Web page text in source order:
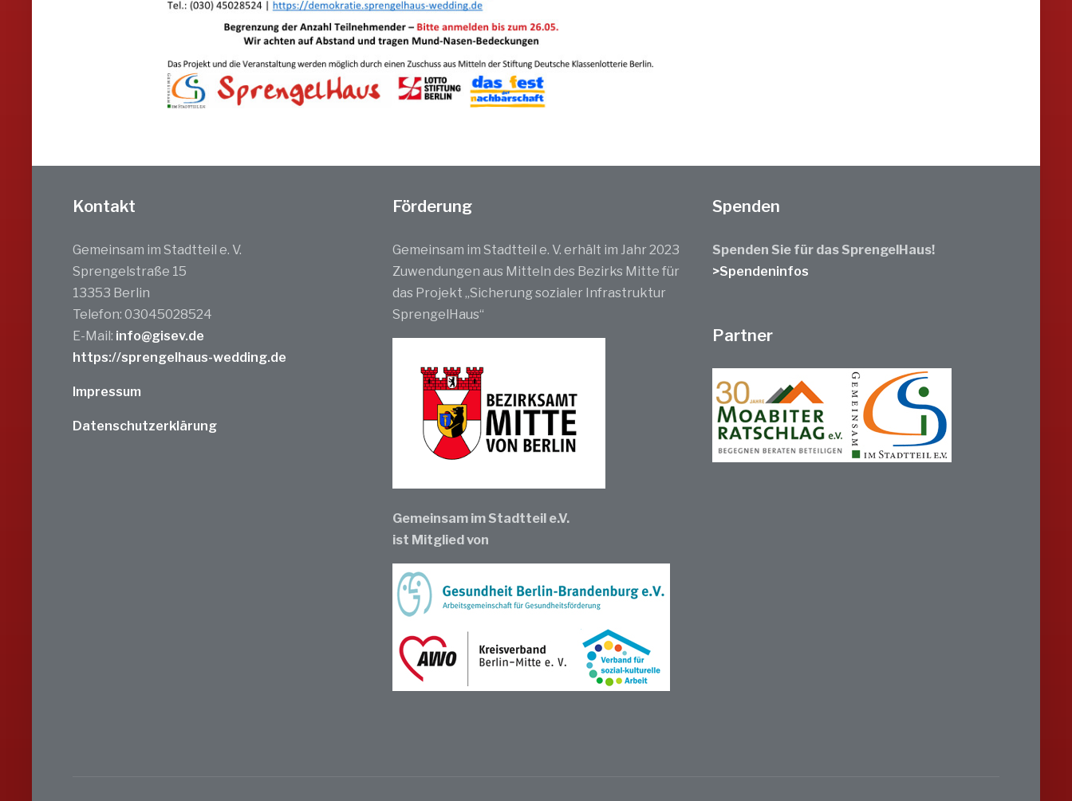
Kontakt
Gemeinsam im Stadtteil e. V.
Sprengelstraße 15
13353 Berlin
Telefon: 03045028524
E-Mail: info@gisev.de
https://sprengelhaus-wedding.de
Impressum
Datenschutzerklärung
Förderung
Gemeinsam im Stadtteil e. V. erhält im Jahr 2023
Zuwendungen aus Mitteln des Bezirks Mitte für
das Projekt „Sicherung sozialer Infrastruktur
SprengelHaus“
Gemeinsam im Stadtteil e.V.
ist Mitglied von
Spenden
Spenden Sie für das SprengelHaus!
>Spendeninfos
Partner